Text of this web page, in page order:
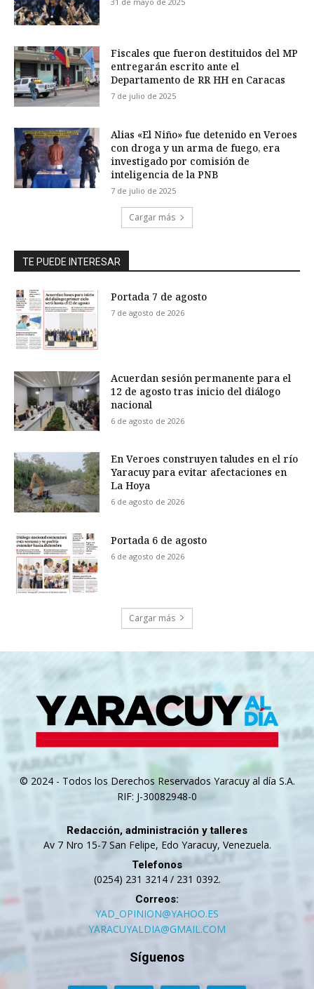
Fiscales que fueron destituidos del MP
entregarán escrito ante el
Departamento de RR HH en Caracas
7 de julio de 2025
Alias «El Niño» fue detenido en Veroes
con droga y un arma de fuego, era
investigado por comisión de
inteligencia de la PNB
7 de julio de 2025
Cargar más
TE PUEDE INTERESAR
Portada 7 de agosto
7 de agosto de 2026
Acuerdan sesión permanente para el
12 de agosto tras inicio del diálogo
nacional
6 de agosto de 2026
En Veroes construyen taludes en el río
Yaracuy para evitar afectaciones en
La Hoya
6 de agosto de 2026
Portada 6 de agosto
6 de agosto de 2026
Cargar más
© 2024 - Todos los Derechos Reservados Yaracuy al día S.A.
RIF: J-30082948-0
Redacción, administración y talleres
Av 7 Nro 15-7 San Felipe, Edo Yaracuy, Venezuela.
Telefonos
(0254) 231 3214 / 231 0392.
Correos:
YAD_OPINION@YAHOO.ES
YARACUYALDIA@GMAIL.COM
Síguenos